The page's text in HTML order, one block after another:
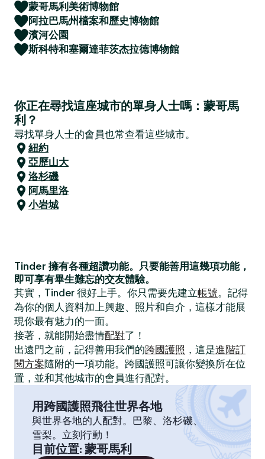
蒙哥馬利美術博物館
阿拉巴馬州檔案和歷史博物館
濱河公園
斯科特和塞爾達菲茨杰拉德博物館
你正在尋找這座城市的單身人士嗎：蒙哥馬
利？
尋找單身人士的會員也常查看這些城市。
紐約
亞歷山大
洛杉磯
阿馬里洛
小岩城
Tinder 擁有各種超讚功能。只要能善用這幾項功能，
即可享有畢生難忘的交友體驗。
其實，Tinder 很好上手。你只需要先建立帳號。記得
為你的個人資料加上興趣、照片和自介，這樣才能展
現你最有魅力的一面。
接著，就能開始盡情配對了！
出遠門之前，記得善用我們的跨國護照 ，這是進階訂
閱方案隨附的一項功能。跨國護照可讓你變換所在位
置，並和其他城市的會員進行配對。
用跨國護照飛往世界各地
與世界各地的人配對。巴黎、洛杉磯、
雪梨。立刻行動！
目前位置: 蒙哥馬利